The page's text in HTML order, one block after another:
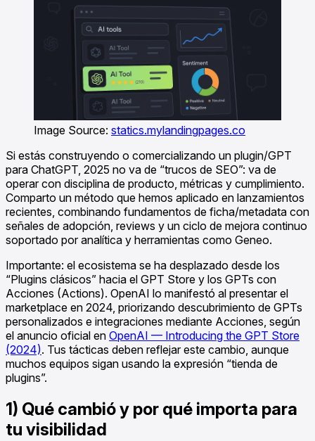
Image Source: statics.mylandingpages.co
Si estás construyendo o comercializando un plugin/GPT
para ChatGPT, 2025 no va de “trucos de SEO”: va de
operar con disciplina de producto, métricas y cumplimiento.
Comparto un método que hemos aplicado en lanzamientos
recientes, combinando fundamentos de ficha/metadata con
señales de adopción, reviews y un ciclo de mejora continuo
soportado por analítica y herramientas como Geneo.
Importante: el ecosistema se ha desplazado desde los
“Plugins clásicos” hacia el GPT Store y los GPTs con
Acciones (Actions). OpenAI lo manifestó al presentar el
marketplace en 2024, priorizando descubrimiento de GPTs
personalizados e integraciones mediante Acciones, según
el anuncio oficial en OpenAI — Introducing the GPT Store
(2024). Tus tácticas deben reflejar este cambio, aunque
muchos equipos sigan usando la expresión “tienda de
plugins”.
1) Qué cambió y por qué importa para
tu visibilidad